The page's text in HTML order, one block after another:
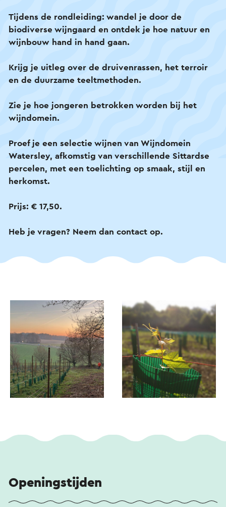
Er wordt gewerkt volgens organische en
diervriendelijke principes, met minimale ingrepen
focus ligt op preventie, natuurlijke weerbaarheid
en respect voor alles wat leeft in en rond de
In deze wijngaard worden biologische methoden
gecombineerd om een zo klein mogelijke
ecologische voetafdruk te krijgen. De nadruk ligt
op harmonie tussen mens en natuur.
beginnende wijndrinkers als echte liefhebbers en
bedrijfsuitje of onderdeel van een evenement.
met druivensap.
Tijdens de rondleiding: wandel je door de
biodiverse wijngaard en ontdek je hoe natuur en
wijnbouw hand in hand gaan.
Krijg je uitleg over de druivenrassen, het terroir
en de duurzame teeltmethoden.
Zie je hoe jongeren betrokken worden bij het
wijndomein.
Proef je een selectie wijnen van Wijndomein
Watersley, afkomstig van verschillende Sittardse
percelen, met een toelichting op smaak, stijl en
herkomst.
Prijs: € 17,50.
Heb je vragen? Neem dan contact op.
Openingstijden